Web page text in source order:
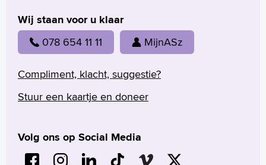
Wij staan voor u klaar
078 654 11 11 MijnASz
Compliment, klacht, suggestie?
Stuur een kaartje en doneer
Volg ons op Social Media